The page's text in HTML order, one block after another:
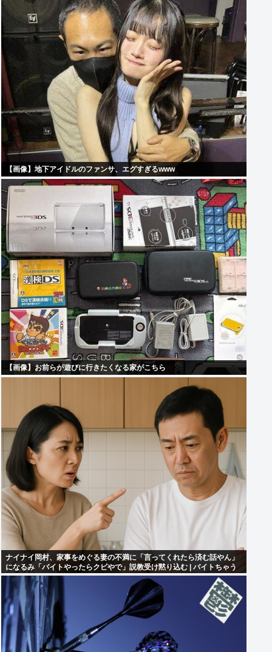
【画像】地下アイドルのファンサ、エグすぎるwww
【画像】お前らが遊びに行きたくなる家がこちら
ナイナイ岡村、家事をめぐる妻の不満に「言ってくれたら済む話やん」
になるみ「バイトやったらクビやで」説教受け黙り込む | バイトちゃう
やろ